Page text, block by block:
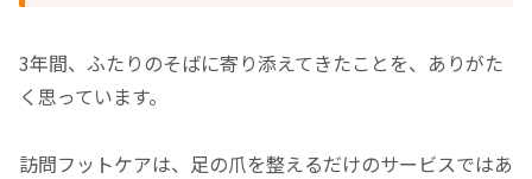
3年間、ふたりのそばに寄り添えてきたことを、ありがた
く思っています。
訪問フットケアは、足の爪を整えるだけのサービスではあ